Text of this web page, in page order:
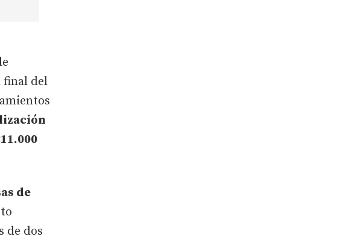
final del
de
de dos